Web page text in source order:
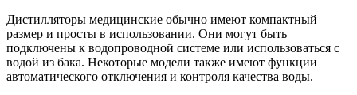
Дистилляторы медицинские обычно имеют компактный
размер и просты в использовании. Они могут быть
подключены к водопроводной системе или использоваться с
водой из бака. Некоторые модели также имеют функции
автоматического отключения и контроля качества воды.